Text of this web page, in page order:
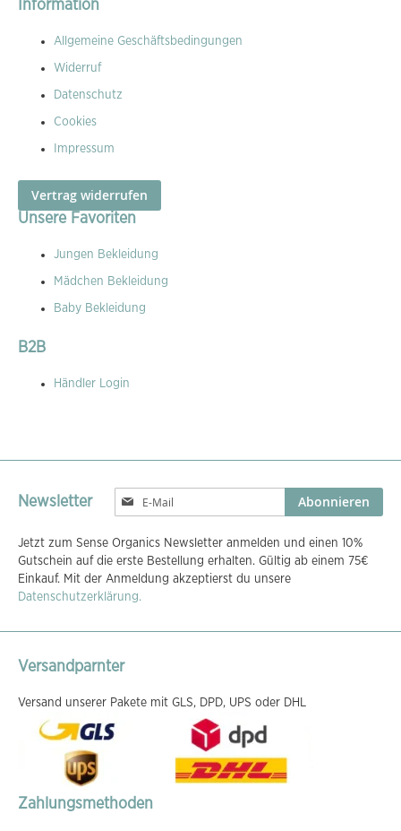
Information
Allgemeine Geschäftsbedingungen
Widerruf
Datenschutz
Cookies
Impressum
Vertrag widerrufen
Unsere Favoriten
Jungen Bekleidung
Mädchen Bekleidung
Baby Bekleidung
B2B
Händler Login
Newsletter
Melden
Sie
für
unseren
Newsletter
an:
Abonnieren
Jetzt zum Sense Organics Newsletter anmelden und einen 10%
Gutschein auf die erste Bestellung erhalten. Gültig ab einem 75€
Einkauf. Mit der Anmeldung akzeptierst du unsere
Datenschutzerklärung.
Versandparnter
Versand unserer Pakete mit GLS, DPD, UPS oder DHL
Zahlungsmethoden